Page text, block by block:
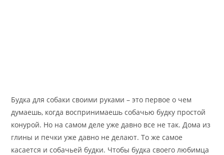
Будка для собаки своими руками – это первое о чем
думаешь, когда воспринимаешь собачью будку простой
конурой. Но на самом деле уже давно все не так. Дома из
глины и печки уже давно не делают. То же самое
касается и собачьей будки. Чтобы будка своего любимца